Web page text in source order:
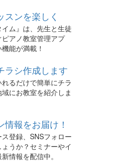
スンを楽しく
イム』は、先生と生徒
アノ教室管理アプ
能が満載！
ラシ作成します
るだけで簡単にチラ
にお教室を紹介しま
情報をお届け！
登録、SNSフォロー
うか？セミナーやイ
情報を配信中。